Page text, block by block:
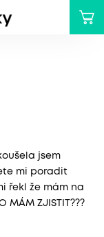
jsem
mi poradit
řekl že mám na
ZJISTIT???